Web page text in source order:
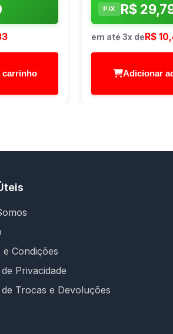
carrinho
PIX R$
em até 3x deR$
Adicionar
e Condições
Privacidade
Trocas e Devoluções